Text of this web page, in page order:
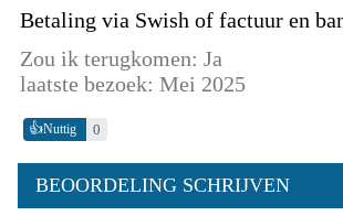
Betaling via Swish of factuur en
Zou ik terugkomen: Ja
laatste bezoek: Mei 2025
👍Nuttig 0
BEOORDELING SCHRIJVEN